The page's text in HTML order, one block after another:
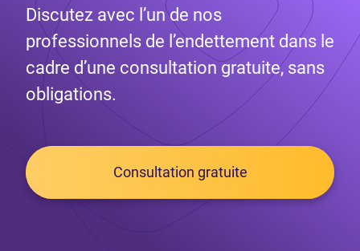
Discutez avec l’un de nos
professionnels de l’endettement dans le
cadre d’une consultation gratuite, sans
obligations.
Consultation gratuite